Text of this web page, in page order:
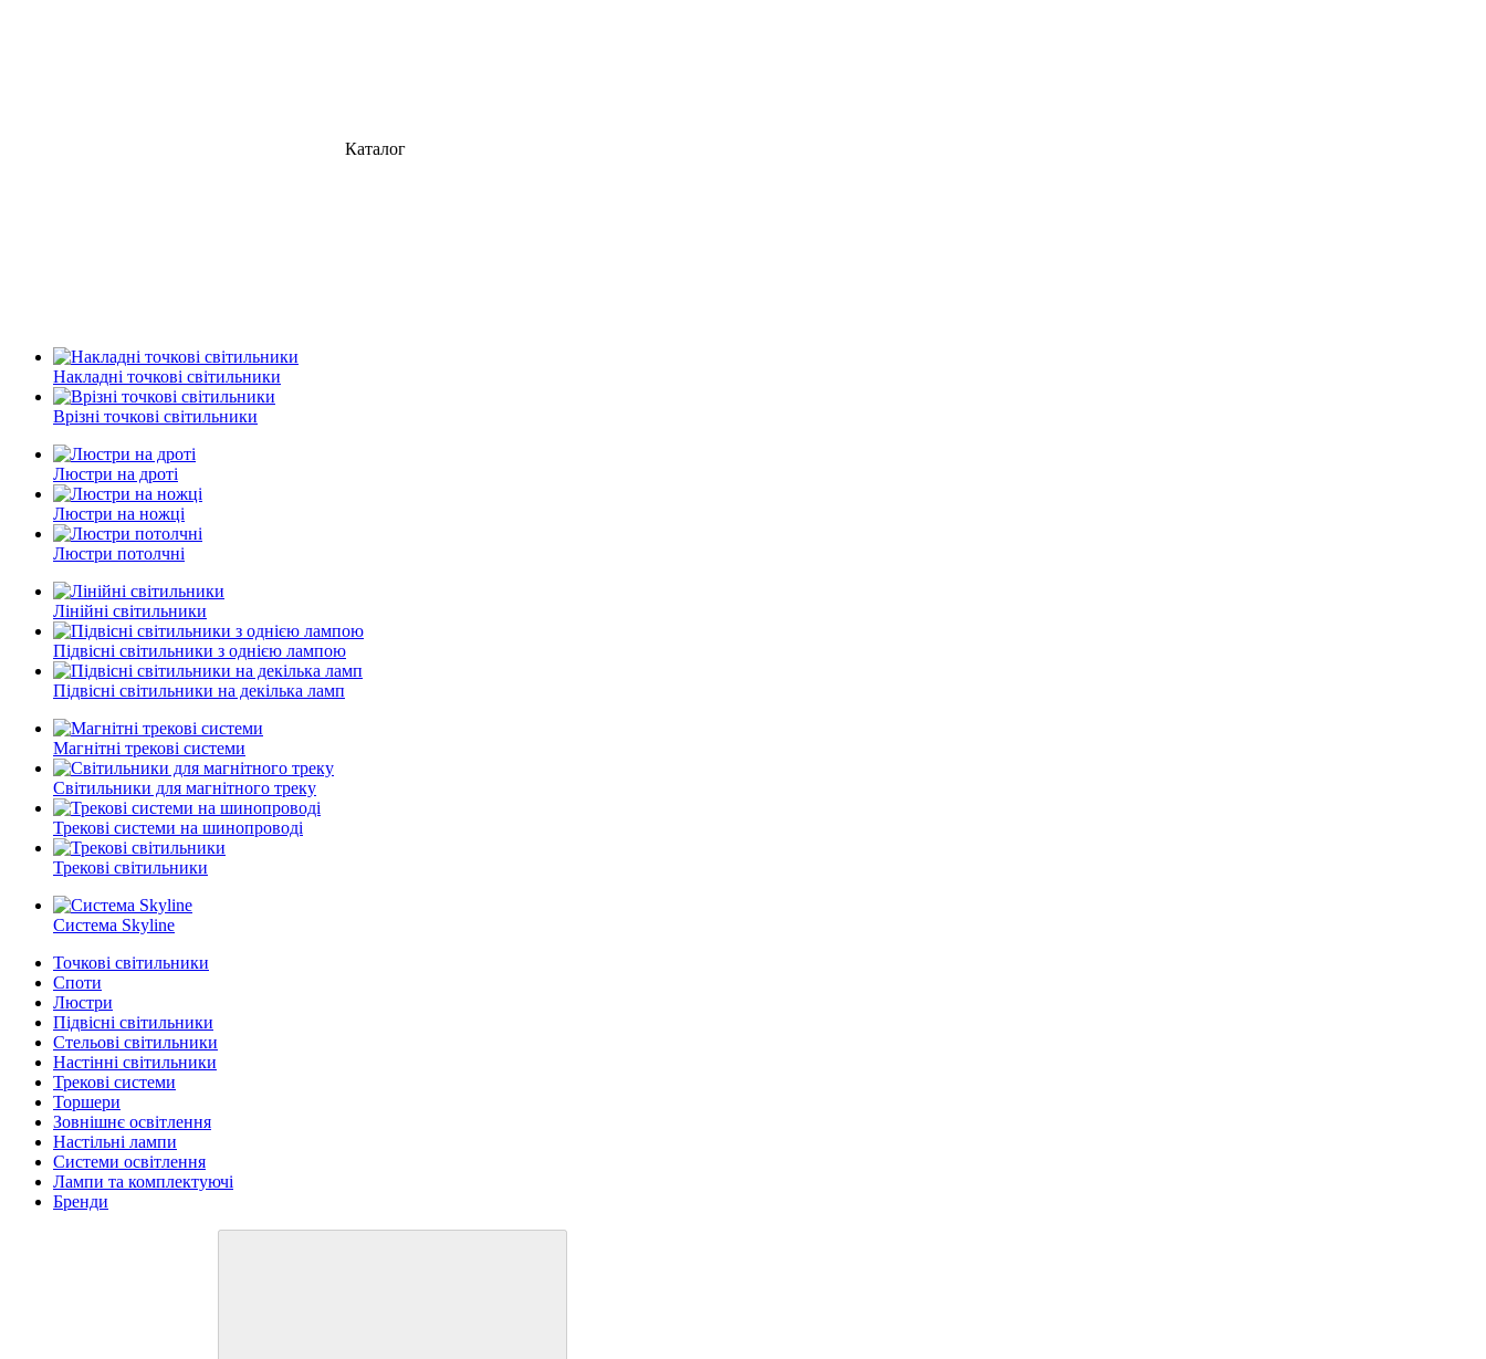
Каталог
Накладні точкові світильники
Врізні точкові світильники
Люстри на дроті
Люстри на ножці
Люстри потолчні
Лінійні світильники
Підвісні світильники з однією лампою
Підвісні світильники на декілька ламп
Магнітні трекові системи
Світильники для магнітного треку
Трекові системи на шинопроводі
Трекові світильники
Система Skyline
Точкові світильники
Споти
Люстри
Підвісні світильники
Стельові світильники
Настінні світильники
Трекові системи
Торшери
Зовнішнє освітлення
Настільні лампи
Cистеми освітлення
Лампи та комплектуючі
Бренди